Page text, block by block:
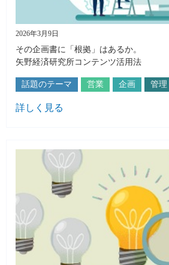
2026年3月9日
その企画書に「根拠」はあるか。
矢野経済研究所コンテンツ活用法
話題のテーマ 営業 企画 管理
詳しく見る